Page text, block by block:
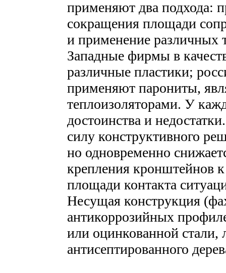
применяют два подхода:
сокращения площади
и применение различных
Западные фирмы в
различные пластики;
применяют парониты,
теплоизоляторами. У
достоинства и
силу конструктивного
но одновременно
крепления кронштейнов
площади контакта
Несущая конструкция
антикоррозийных
или оцинкованной стали,
антисептированного